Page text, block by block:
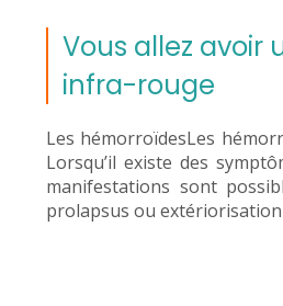
Vous allez
infra-rouge
Les hémorroïdesLes
Lorsqu’il existe des
manifestations sont
prolapsus ou